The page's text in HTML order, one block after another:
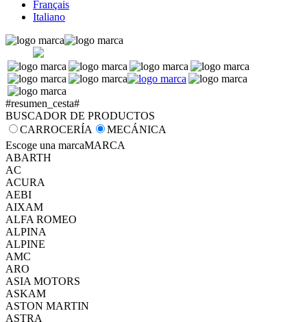
Français
Italiano
#resumen_cesta#
BUSCADOR DE PRODUCTOS
CARROCERÍA
MECÁNICA
Escoge una marcaMARCA
ABARTH
AC
ACURA
AEBI
AIXAM
ALFA ROMEO
ALPINA
ALPINE
AMC
ARO
ASIA MOTORS
ASKAM
ASTON MARTIN
ASTRA